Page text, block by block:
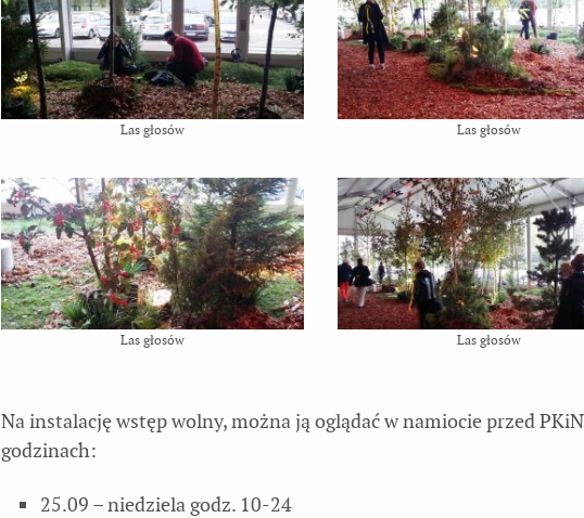
Las głosów Las głosów
Las głosów Las głosów
Na instalację wstęp wolny, można ją oglądać w namiocie przed
godzinach:
25.09 – niedziela godz. 10-24